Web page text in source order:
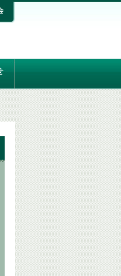
い合わせ
お申し込み